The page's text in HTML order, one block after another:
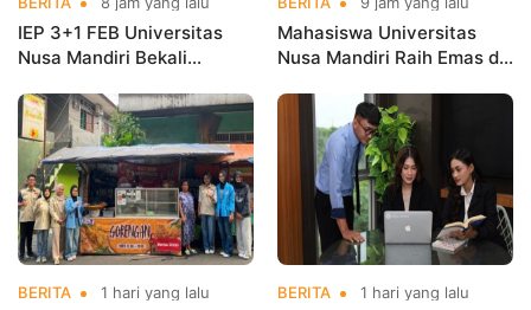
IEP 3+1 FEB Universitas
Nusa Mandiri Bekali
Kerja Sebelum Lulus
Mahasiswa Universitas
Nusa Mandiri Raih Emas di
Indonesia Open
Championships 2026
BERITA 1 hari yang lalu BERITA 1 hari yang lalu